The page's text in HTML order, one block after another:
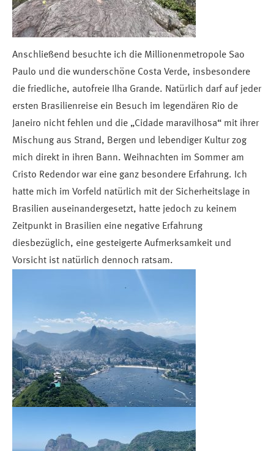
Anschließend besuchte ich die Millionenmetropole Sao
Paulo und die wunderschöne Costa Verde, insbesondere
die friedliche, autofreie Ilha Grande. Natürlich darf auf jeder
ersten Brasilienreise ein Besuch im legendären Rio de
Janeiro nicht fehlen und die „Cidade maravilhosa“ mit ihrer
Mischung aus Strand, Bergen und lebendiger Kultur zog
mich direkt in ihren Bann. Weihnachten im Sommer am
Cristo Redendor war eine ganz besondere Erfahrung. Ich
hatte mich im Vorfeld natürlich mit der Sicherheitslage in
Brasilien auseinandergesetzt, hatte jedoch zu keinem
Zeitpunkt in Brasilien eine negative Erfahrung
diesbezüglich, eine gesteigerte Aufmerksamkeit und
Vorsicht ist natürlich dennoch ratsam.